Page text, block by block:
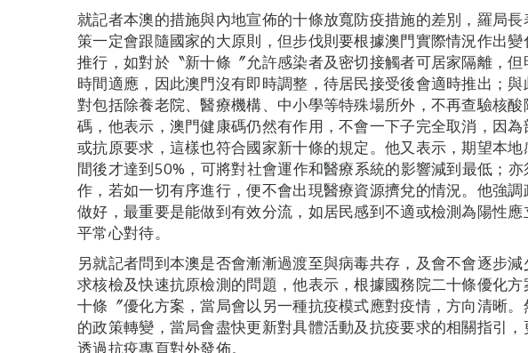
就記者本澳的措施與內地宣佈的十條放寬防疫措施的差別，羅局
策一定會跟隨國家的大原則，但步伐則要根據澳門實際情況作出
推行，如對於〝新十條〞允許感染者及密切接觸者可居家隔離，
時間適應，因此澳門沒有即時調整，待居民接受後會適時推出；
對包括除養老院、醫療機構、中小學等特殊場所外，不再查驗核
碼，他表示，澳門健康碼仍然有作用，不會一下子完全取消，因
或抗原要求，這樣也符合國家新十條的規定。他又表示，期望本
間後才達到50%，可將對社會運作和醫療系統的影響減到最低；
作，若如一切有序進行，便不會出現醫療資源擠兌的情況。他強
做好，最重要是能做到有效分流，如居民感到不適或檢測為陽性
平常心對待。
另就記者問到本澳是否會漸漸過渡至與病毒共存，及會不會逐步
求核檢及快速抗原檢測的問題，他表示，根據國務院二十條優化
十條〞優化方案，當局會以另一種抗疫模式應對疫情，方向清晰
的政策轉變，當局會盡快更新對具體活動及抗疫要求的相關指引，
透過抗疫專頁對外發佈。